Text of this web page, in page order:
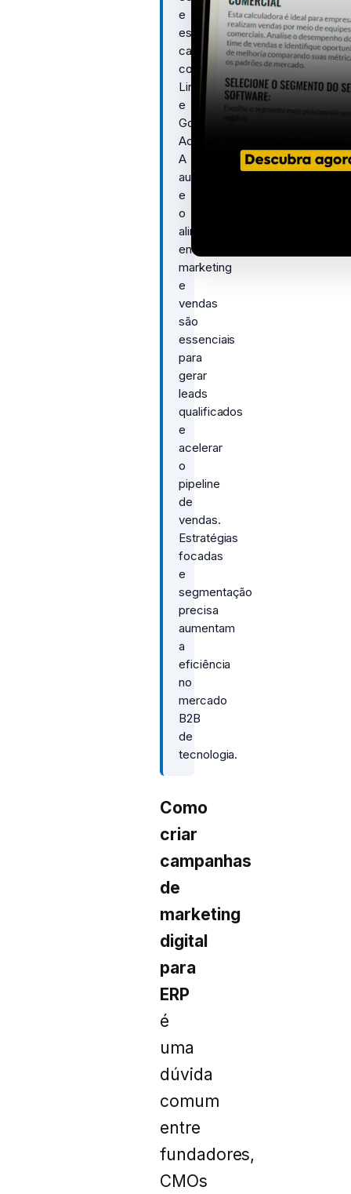
e
escolher
canais
como
LinkedIn
e
Google
Ads.
A
automação
e
o
alinhamento
entre
marketing
e
vendas
são
essenciais
para
gerar
leads
qualificados
e
acelerar
o
pipeline
de
vendas.
Estratégias
focadas
e
segmentação
precisa
aumentam
a
eficiência
no
mercado
B2B
de
tecnologia.
Como
criar
campanhas
de
marketing
digital
para
ERP
é
uma
dúvida
comum
entre
fundadores,
CMOs